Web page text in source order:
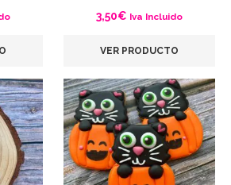
3,50€ Iva Incluido
VER PRODUCTO